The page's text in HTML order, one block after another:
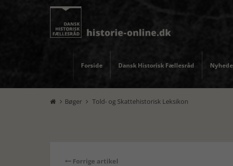
Forside Dansk Historisk Fællesråd
 Bøger  Told- og Skattehistorisk Leksikon
Forrige artikel